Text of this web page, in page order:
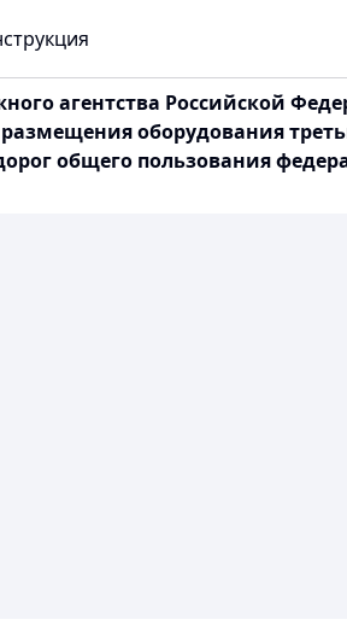
агентства Российской
оборудования
общего пользования